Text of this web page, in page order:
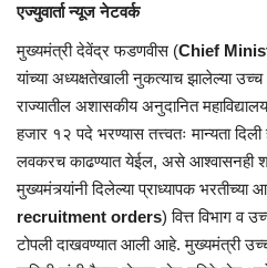
एज्युवार्तान्यूज नेटवर्क
मुख्यमंत्रीदेवेंद्र फडणवीस (Chief
यांच्या अध्यक्षतेखाली नुकत्याचझालेल्या उच्च
राज्यातील अशासकीय अनुदानित
हजार १२ पदे भरण्यासतत्त्वतः मान्यता
लवकरच काढण्यात येईल, असे आश्वासनही
मुख्यमंत्र्यांनीदिलेल्या प्राध्यापक भरतीच्या
recruitment orders) वित्त विभाग व
टोपली दाखवण्यात आली आहे. मुख्यमंत्री